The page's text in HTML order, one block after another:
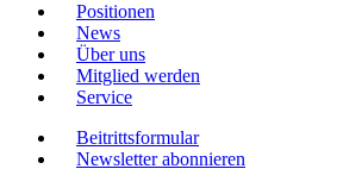
Positionen
News
Über uns
Mitglied werden
Service
Beitrittsformular
Newsletter abonnieren